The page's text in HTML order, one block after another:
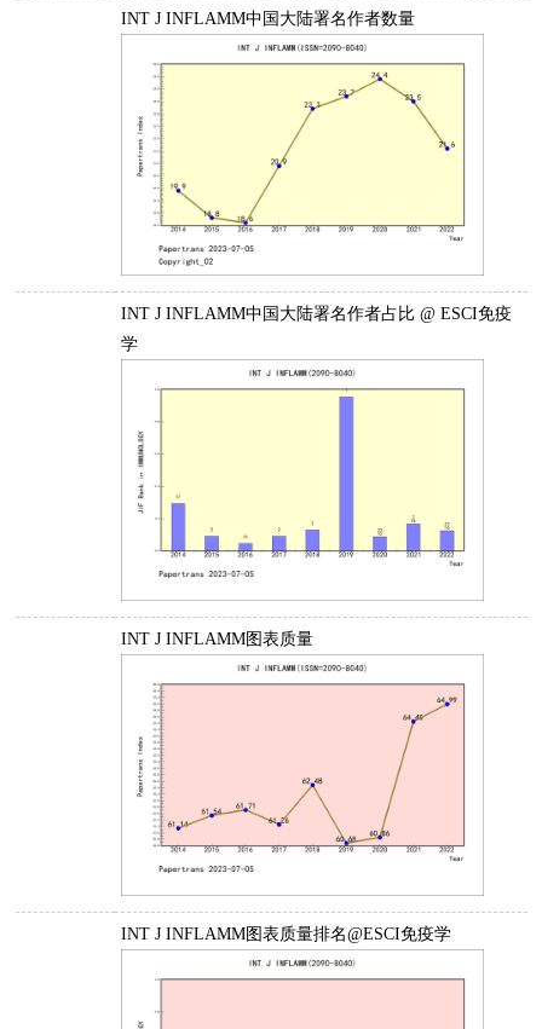
INT J INFLAMM中国大陆署名作者数量
INT J INFLAMM中国大陆署名作者占比 @ ESCI免疫
学
INT J INFLAMM图表质量
INT J INFLAMM图表质量排名@ESCI免疫学